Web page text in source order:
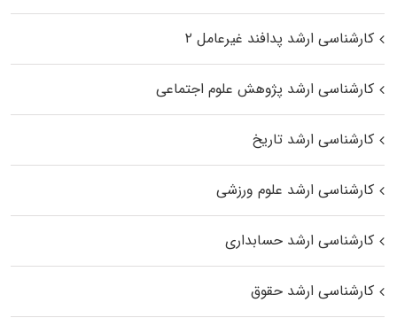
کارشناسی ارشد پدافند غیرعامل ۲
کارشناسی ارشد پژوهش علوم اجتماعی
کارشناسی ارشد تاریخ
کارشناسی ارشد علوم ورزشی
کارشناسی ارشد حسابداری
کارشناسی ارشد حقوق